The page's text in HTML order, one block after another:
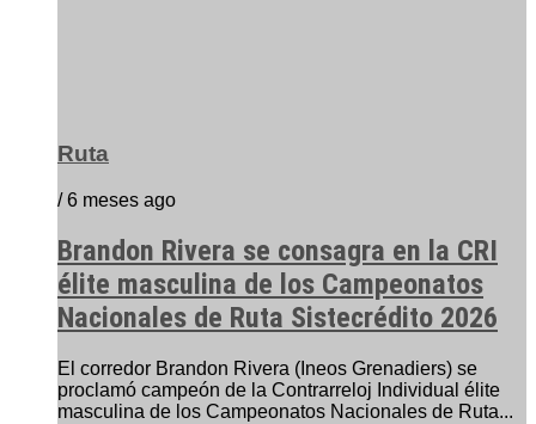
Ruta
/ 6 meses ago
Brandon Rivera se consagra en la CRI
élite masculina de los Campeonatos
Nacionales de Ruta Sistecrédito 2026
El corredor Brandon Rivera (Ineos Grenadiers) se
proclamó campeón de la Contrarreloj Individual élite
masculina de los Campeonatos Nacionales de Ruta...